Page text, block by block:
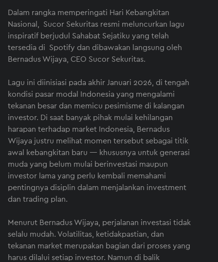
Dalam rangka memperingati Hari Kebangkitan
Nasional, Sucor Sekuritas resmi meluncurkan lagu
inspiratif berjudul Sahabat Sejatiku yang telah
tersedia di Spotify dan dibawakan langsung oleh
Bernadus Wijaya, CEO Sucor Sekuritas.
Lagu ini diinisiasi pada akhir Januari 2026, di tengah
kondisi pasar modal Indonesia yang mengalami
tekanan besar dan memicu pesimisme di kalangan
investor. Di saat banyak pihak mulai kehilangan
harapan terhadap market Indonesia, Bernadus
Wijaya justru melihat momen tersebut sebagai titik
awal kebangkitan baru — khususnya untuk generasi
muda yang belum mulai berinvestasi maupun
investor lama yang perlu kembali memahami
pentingnya disiplin dalam menjalankan investment
dan trading plan.
Menurut Bernadus Wijaya, perjalanan investasi tidak
selalu mudah. Volatilitas, ketidakpastian, dan
tekanan market merupakan bagian dari proses yang
harus dilalui setiap investor. Namun di balik